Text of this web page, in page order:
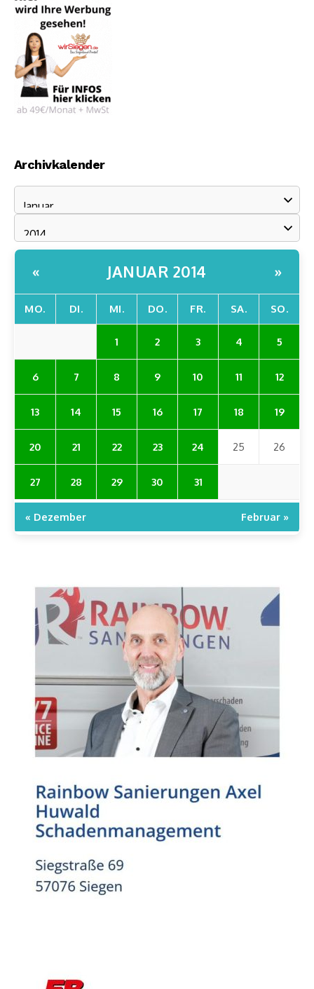
Archivkalender
« JANUAR 2014 »
MO. DI. MI. DO. FR. SA. SO.
1 2 3 4 5
6 7 8 9 10 11 12
13 14 15 16 17 18 19
20 21 22 23 24 25 26
27 28 29 30 31
« Dezember Februar »